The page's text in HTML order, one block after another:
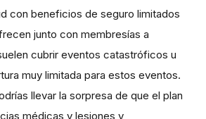
con beneficios de seguro limitados
junto con membresías a
cubrir eventos catastróficos u
muy limitada para estos eventos.
llevar la sorpresa de que el plan
médicas y lesiones y